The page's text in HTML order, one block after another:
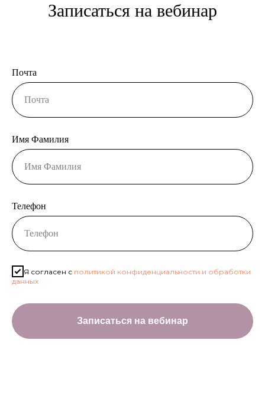
Записаться на вебинар
Почта
Имя Фамилия
Телефон
Я согласен с политикой конфиденциальности и обработки
данных
Записаться на вебинар